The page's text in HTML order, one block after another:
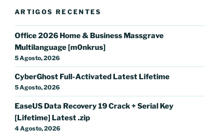
ARTIGOS RECENTES
Office 2026 Home & Business Massgrave
Multilanguage [m0nkrus]
5 Agosto, 2026
CyberGhost Full-Activated Latest Lifetime
5 Agosto, 2026
EaseUS Data Recovery 19 Crack + Serial Key
[Lifetime] Latest .zip
4 Agosto, 2026